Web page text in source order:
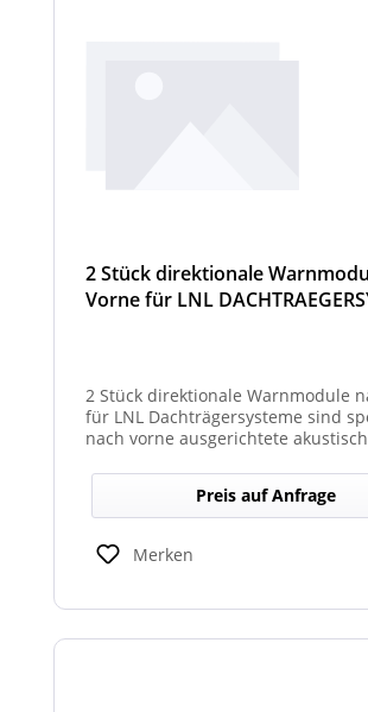
2 Stück direktionale
Vorne für LNL
2 Stück direktionale Warnmodule
für LNL Dachträgersysteme sind
nach vorne ausgerichtete
montiert werden, um in
gezielte Warnsignale auszugeben.
erhöhen die Sicht- und Hörbarkeit
Hinweise für Fahrer und Umfeld
kompatibel mit den LNL-
Einsatzfahrten.
Preis auf Anfrage
Merken